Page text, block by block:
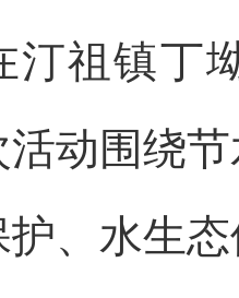
汀祖镇丁
动围绕
、水生